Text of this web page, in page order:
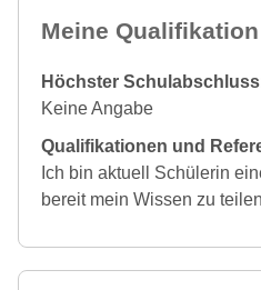
Meine Qualifikation
Höchster
Keine Angabe
Qualifikationen und
Ich bin aktuell Schülerin
bereit mein Wissen zu